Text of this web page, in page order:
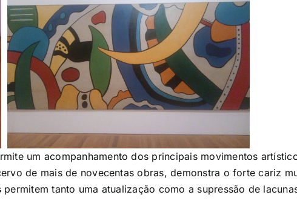
um acompanhamento dos principais movimentos
de mais de novecentas obras, demonstra o forte cariz
tanto uma atualização como a supressão de